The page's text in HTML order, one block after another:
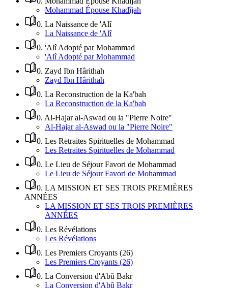
Mohammad Épouse Khadîjah
0. La Naissance de 'Alî
La Naissance de 'Alî
0. 'Alî Adopté par Mohammad
'Alî Adopté par Mohammad
0. Zayd Ibn Hârithah
Zayd Ibn Hârithah
0. La Reconstruction de la Ka'bah
La Reconstruction de la Ka'bah
0. Al-Hajar al-Aswad ou la "Pierre Noire"
Al-Hajar al-Aswad ou la "Pierre Noire"
0. Les Retraites Spirituelles de Mohammad
Les Retraites Spirituelles de Mohammad
0. Le Lieu de Séjour Favori de Mohammad
Le Lieu de Séjour Favori de Mohammad
0. LA MISSION ET SES TROIS PREMIÈRES
ANNÉES
LA MISSION ET SES TROIS PREMIÈRES
ANNÉES
0. Les Révélations
Les Révélations
0. Les Premiers Croyants (26)
Les Premiers Croyants (26)
0. La Conversion d'Abû Bakr
La Conversion d'Abû Bakr